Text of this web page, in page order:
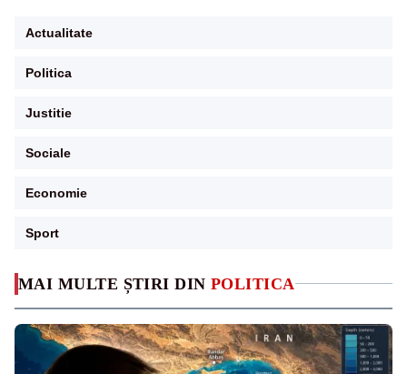
MAI MULTE ȘTIRI DIN POLITICA
Actualitate
Politica
Justitie
Sociale
Economie
Sport